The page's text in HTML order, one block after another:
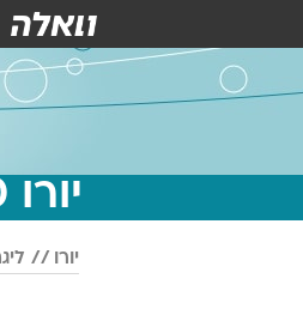
יורו 2020
יורו